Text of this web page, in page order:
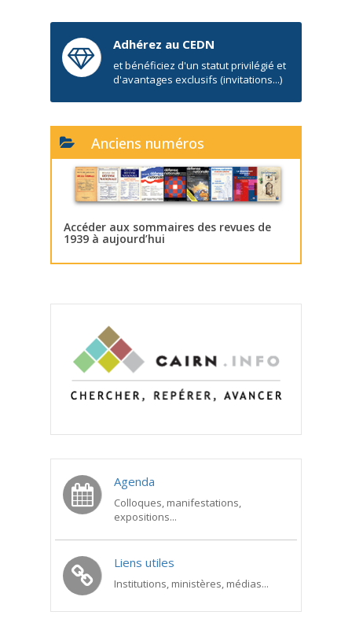
Adhérez au CEDN
et bénéficiez d'un statut privilégié et
d'avantages exclusifs (invitations...)
Anciens numéros
Accéder aux sommaires des revues de
1939 à aujourd’hui
Agenda
Colloques, manifestations,
expositions...
Liens utiles
Institutions, ministères, médias...